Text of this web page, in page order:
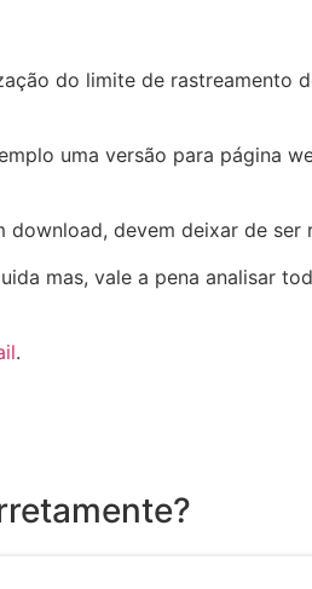
do limite de rastreamento
uma versão para página
devem deixar de
mas, vale a pena analisar
.